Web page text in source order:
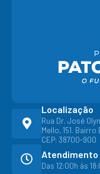
Localização
Rua Dr. José
Mello, 151.
CEP: 38700-900
Atendimento
Das 12:00h às